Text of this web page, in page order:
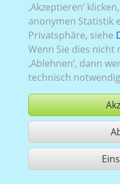
‚Akzeptieren‘
anonymen Statistik
Privatsphäre, siehe
Wenn Sie dies nicht
‚Ablehnen‘, dann
technisch